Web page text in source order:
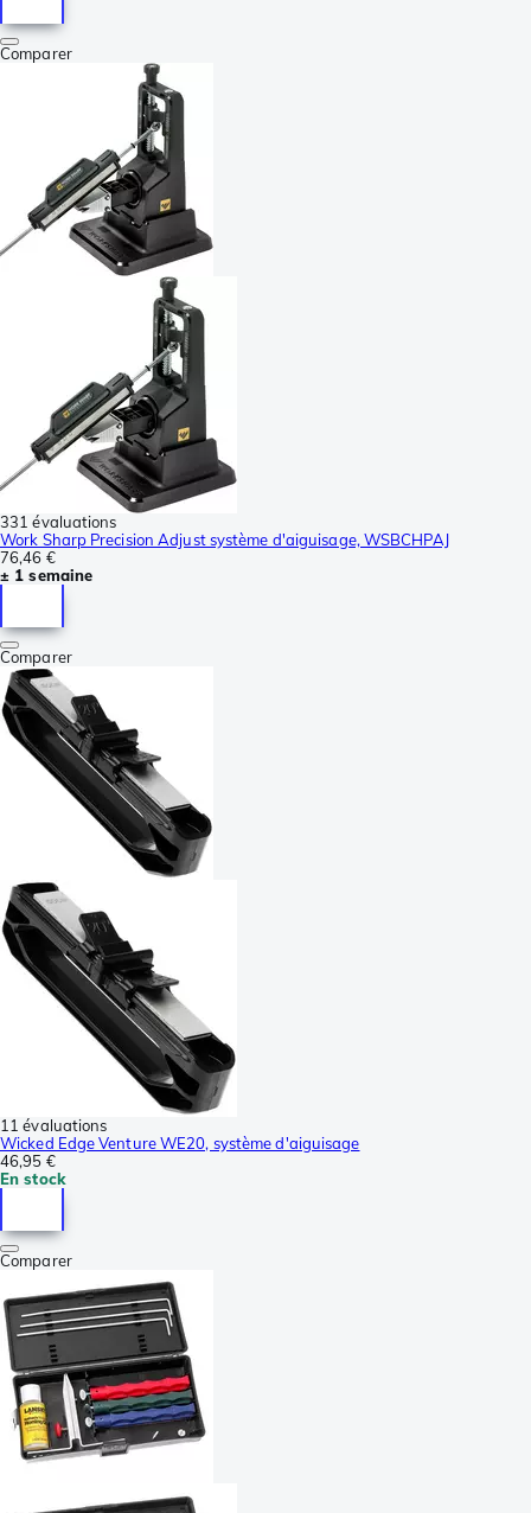
Comparer
331 évaluations
Work Sharp Precision Adjust système d'aiguisage, WSBCHPAJ
76,46 €
± 1 semaine
Comparer
11 évaluations
Wicked Edge Venture WE20, système d'aiguisage
46,95 €
En stock
Comparer